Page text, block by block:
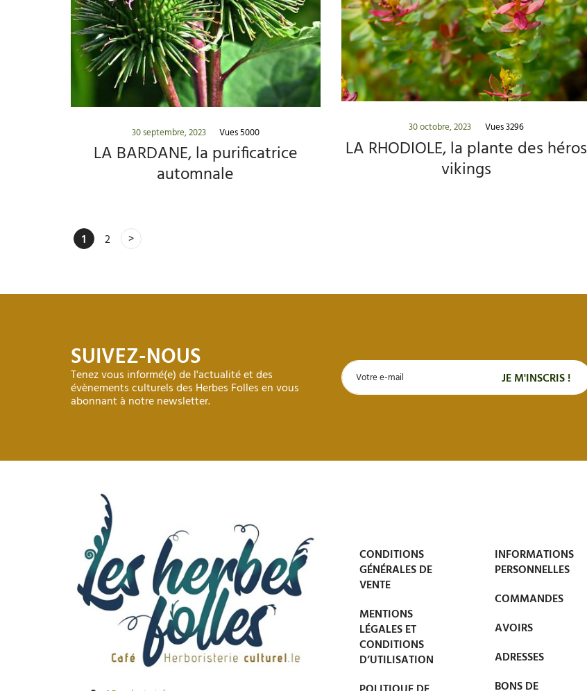
30 septembre, 2023 Vues 5000
LA BARDANE, la purificatrice
automnale
30 octobre, 2023 Vues 3296
LA RHODIOLE, la plante des héros
vikings
1 2
SUIVEZ-NOUS
Tenez vous informé(e) de l'actualité et des
évènements culturels des Herbes Folles en vous
abonnant à notre newsletter.
CONDITIONS
GÉNÉRALES DE
VENTE
MENTIONS
LÉGALES ET
CONDITIONS
D’UTILISATION
INFORMATIONS
PERSONNELLES
COMMANDES
AVOIRS
ADRESSES
BONS DE